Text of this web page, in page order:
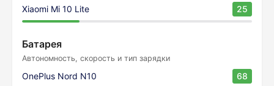
Xiaomi Mi 10 Lite 25
Батарея
Автономность, скорость и тип зарядки
OnePlus Nord N10 68